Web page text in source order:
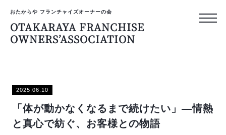
おたからや フランチャイズオーナーの会
OTAKARAYA FRANCHISE
OWNERS’ASSOCIATION
FRANCHISE
2025.06.10
「体が動かなくなるまで続けたい」―情熱
と真心で紡ぐ、お客様との物語